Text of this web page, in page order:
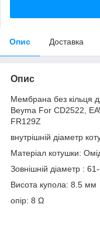
Опис Доставка
Опис
Мембрана без кільця
Beyma For CD2522,
FR129Z
внутрішній діаметр
Матеріал котушки:
Зовнішній діаметр :
Висота купола: 8.5 мм
опір: 8 Ω